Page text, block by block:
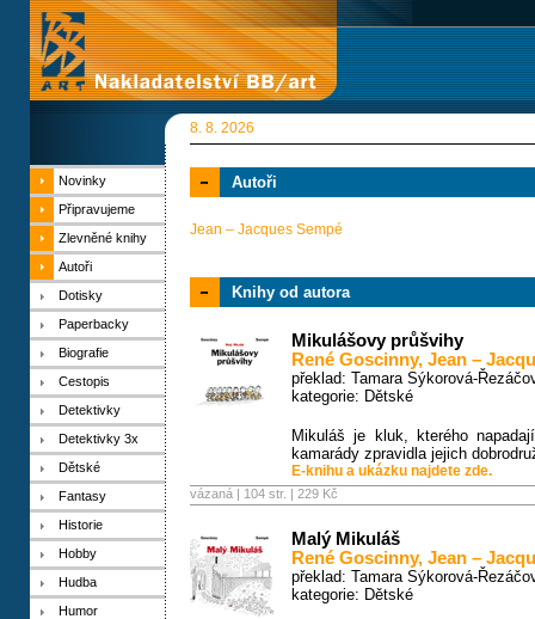
8. 8. 2026
Novinky
Připravujeme
Zlevněné knihy
Autoři
Dotisky
Paperbacky
Biografie
Cestopis
Detektivky
Detektivky 3x
Dětské
Fantasy
Historie
Hobby
Hudba
Humor
Autoři
Jean – Jacques Sempé
Knihy od autora
Mikulášovy průšvihy
René Goscinny, Jean –
překlad: Tamara Sýkorová-
kategorie: Dětské
Mikuláš je kluk, kterého
kamarády zpravidla jejich
E-knihu a ukázku najdete zde.
vázaná | 104 str. | 229 Kč
Malý Mikuláš
René Goscinny, Jean –
překlad: Tamara Sýkorová-
kategorie: Dětské